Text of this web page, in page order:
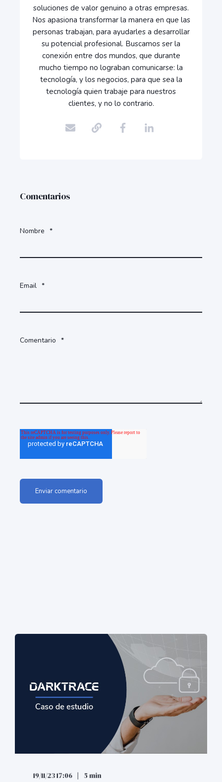
soluciones de valor genuino a otras empresas.
Nos apasiona transformar la manera en que las
personas trabajan, para ayudarles a desarrollar
su potencial profesional. Buscamos ser la
conexión entre dos mundos, que durante
mucho tiempo no lograban comunicarse: la
tecnología, y los negocios, para que sea la
tecnología quien trabaje para nuestros
clientes, y no lo contrario.
Comentarios
Nombre *
Email *
Comentario *
19/11/23 17:06 5 min